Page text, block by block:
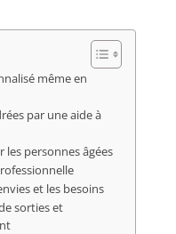
même en
par une aide à
les personnes âgées
et les besoins
sorties et